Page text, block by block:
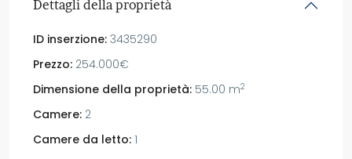
Dettagli della proprietà
ID inserzione: 3435290
Prezzo: 254.000€
Dimensione della proprietà: 55.00 m2
Camere: 2
Camere da letto: 1